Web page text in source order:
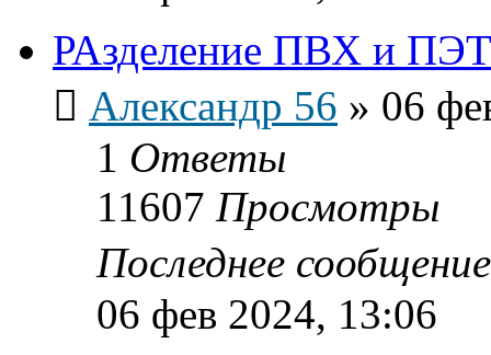
РАзделение ПВХ и ПЭТ
Александр 56 » 06
1 Ответы
11607 Просмотры
Последнее
06 фев 2024, 13:06